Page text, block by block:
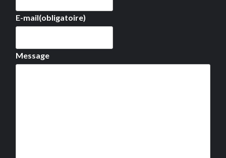
E-mail(obligatoire)
Message